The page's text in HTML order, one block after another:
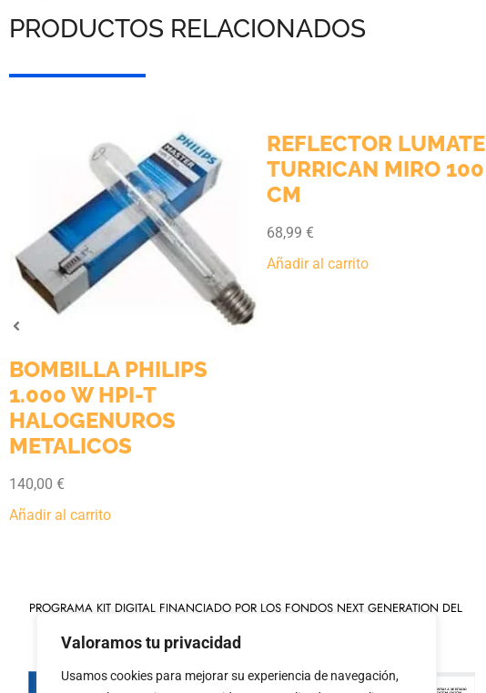
Valoramos tu privacidad
Usamos cookies para mejorar su experiencia de navegación,
PRODUCTOS RELACIONADOS
PHILIPS
W HPI-T
€
al carrito
REFLECTOR LUMATEK
TURRICAN MIRO 100
CM
68,99€
Añadir al carrito
PROGRAMA KIT DIGITAL FINANCIADO POR LOS FONDOS NEXT GENERATION DEL